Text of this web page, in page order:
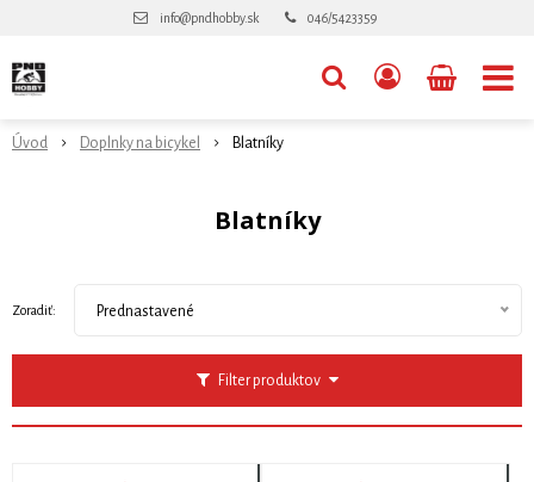
info@pndhobby.sk 046/5423359
Úvod Doplnky na bicykel Blatníky
Blatníky
Filter produktov
Zoradiť: Prednastavené